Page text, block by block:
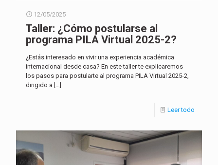
12/05/2025
Taller: ¿Cómo postularse al
programa PILA Virtual 2025-2?
¿Estás interesado en vivir una experiencia académica
internacional desde casa? En este taller te explicaremos
los pasos para postularte al programa PILA Virtual 2025-2,
dirigido a […]
Leer todo